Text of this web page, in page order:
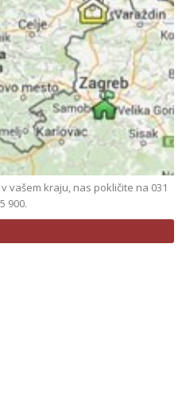
vašem kraju, nas pokličite na 031
900.